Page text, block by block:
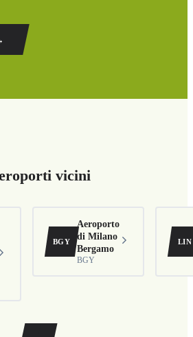
vicini
BGY
Aeroporto
di Milano
Bergamo
BGY
LIN